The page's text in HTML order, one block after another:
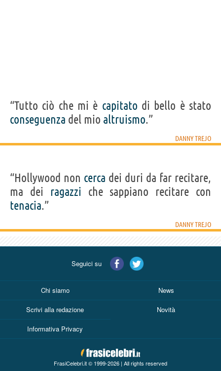
“Tutto ciò che mi è capitato di bello è stato
conseguenza del mio altruismo.”
DANNY TREJO
“Hollywood non cerca dei duri da far recitare,
ma dei ragazzi che sappiano recitare con
tenacia.”
DANNY TREJO
Seguici su
Chi siamo News
Scrivi alla redazione Novità
Informativa Privacy
FrasiCelebri.it © 1999-2026 | All rights reserved